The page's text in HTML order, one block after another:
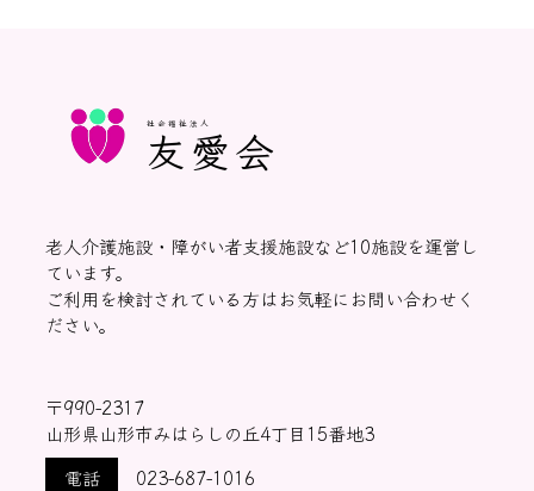
社会福祉法人
友愛会
老人介護施設・障がい者支援施設など10施設を運営し
ています。
ご利用を検討されている方はお気軽にお問い合わせく
ださい。
〒990-2317
山形県山形市みはらしの丘4丁目15番地3
電話
023-687-1016